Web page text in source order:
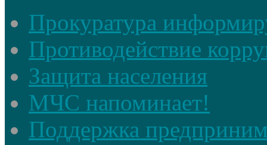
Прокуратура
Противодействие
Защита населения
МЧС напоминает!
Поддержка